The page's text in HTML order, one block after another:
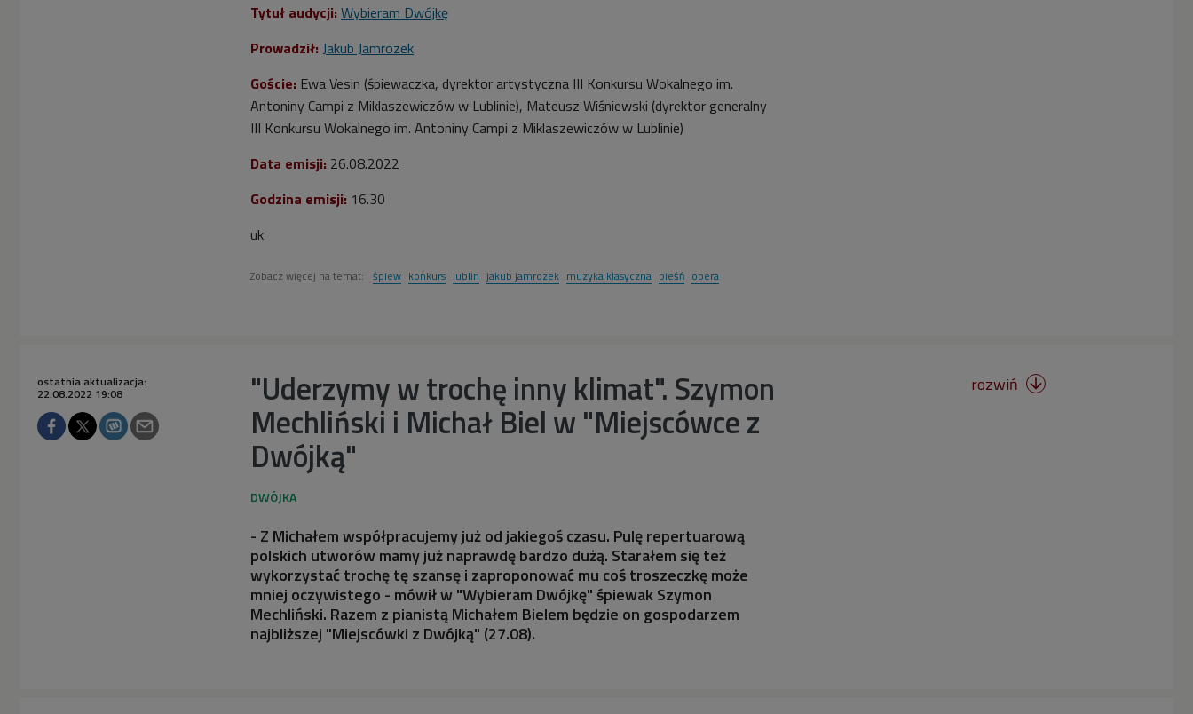
Tytuł audycji: Wybieram Dwójkę
Prowadził: Jakub Jamrozek
Goście: Ewa Vesin (śpiewaczka, dyrektor artystyczna III Konkursu Wokalnego im.
Antoniny Campi z Miklaszewiczów w Lublinie), Mateusz Wiśniewski (dyrektor generalny
III Konkursu Wokalnego im. Antoniny Campi z Miklaszewiczów w Lublinie)
Data emisji: 26.08.2022
Godzina emisji: 16.30
uk
Zobacz więcej na temat: śpiew konkurs lublin jakub jamrozek muzyka klasyczna pieśń opera
"Uderzymy w trochę inny klimat". Szymon
Mechliński i Michał Biel w "Miejscówce z
Dwójką"
ostatnia aktualizacja:
22.08.2022 19:08
- Z Michałem współpracujemy już od jakiegoś czasu. Pulę repertuarową
polskich utworów mamy już naprawdę bardzo dużą. Starałem się też
wykorzystać trochę tę szansę i zaproponować mu coś troszeczkę może
mniej oczywistego - mówił w "Wybieram Dwójkę" śpiewak Szymon
Mechliński. Razem z pianistą Michałem Bielem będzie on gospodarzem
najbliższej "Miejscówki z Dwójką" (27.08).
rozwiń 